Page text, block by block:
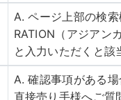
A. ページ上部の検
RATION（アジアン
と入力いただくと該
A. 確認事項がある
直接売り手様へご質